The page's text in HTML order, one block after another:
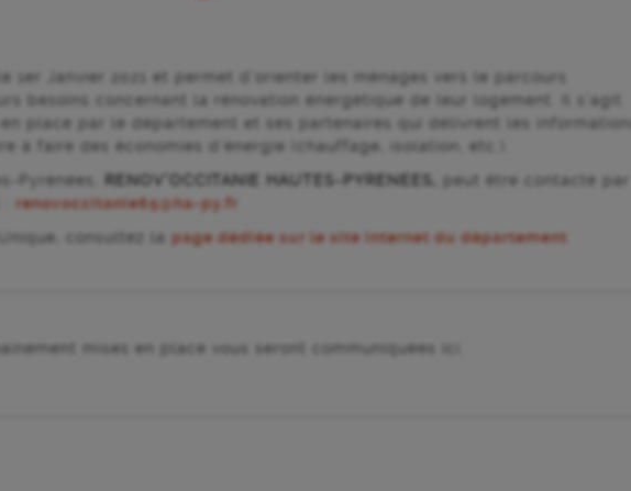
1er Janvier 2021 et permet d’orienter les ménages vers le parcours
besoins concernant la rénovation énergétique de leur logement. Il s’agit
place par le département et ses partenaires qui délivrent les informations
à faire des économies d’énergie (chauffage, isolation, etc.).
Pyrénées,
RENOV’OCCITANIE HAUTES-PYRENEES,
peut être contacté par
renovoccitanie65@ha-py.fr
consultez la page dédiée sur le site internet du département
mises en place vous seront communiquées ici.